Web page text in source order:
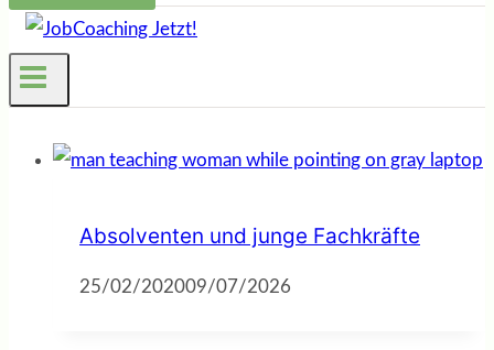
Absolventen und junge Fachkräfte
25/02/202009/07/2026